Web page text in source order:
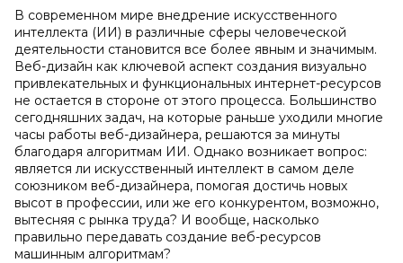
В современном мире внедрение искусственного
интеллекта (ИИ) в различные сферы человеческой
деятельности становится все более явным и значимым.
Веб-дизайн как ключевой аспект создания визуально
привлекательных и функциональных интернет-ресурсов
не остается в стороне от этого процесса. Большинство
сегодняшних задач, на которые раньше уходили многие
часы работы веб-дизайнера, решаются за минуты
благодаря алгоритмам ИИ. Однако возникает вопрос:
является ли искусственный интеллект в самом деле
союзником веб-дизайнера, помогая достичь новых
высот в профессии, или же его конкурентом, возможно,
вытесняя с рынка труда? И вообще, насколько
правильно передавать создание веб-ресурсов
машинным алгоритмам?